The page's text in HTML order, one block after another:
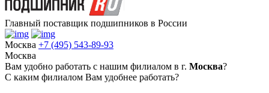
Главный поставщик подшипников в России
Москва +7 (495) 543-89-93
Москва
Вам удобно работать с нашим филиалом в г. Москва?
С каким филиалом Вам удобнее работать?